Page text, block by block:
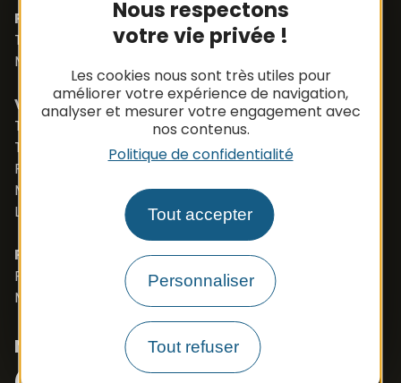
Nous respectons
votre vie privée !
Les cookies nous sont très utiles pour
améliorer votre expérience de navigation,
analyser et mesurer votre engagement avec
nos contenus.
Politique de confidentialité
Tout accepter
Personnaliser
Tout refuser
Pièces détachées
Tél. +33 (0)5 65 48 19 32
Mail :
Véhicules
Tél. +33 (0)5 65 48 05 75
Tél. +33 (0)5 65 48 37 97
Port. +33 (0)6 79 50 77 83
Mail :
vehicule@apbfrance.com
Langues parlées : Français, Anglais, Polonais
PROSZE O KONTAKT- J.POLSKI
Port. 0033 673 191 445
Mail :
export.apb1@apbfrance.com
Nous suivre
FacebookInstagram
N° Tél WhatsApp